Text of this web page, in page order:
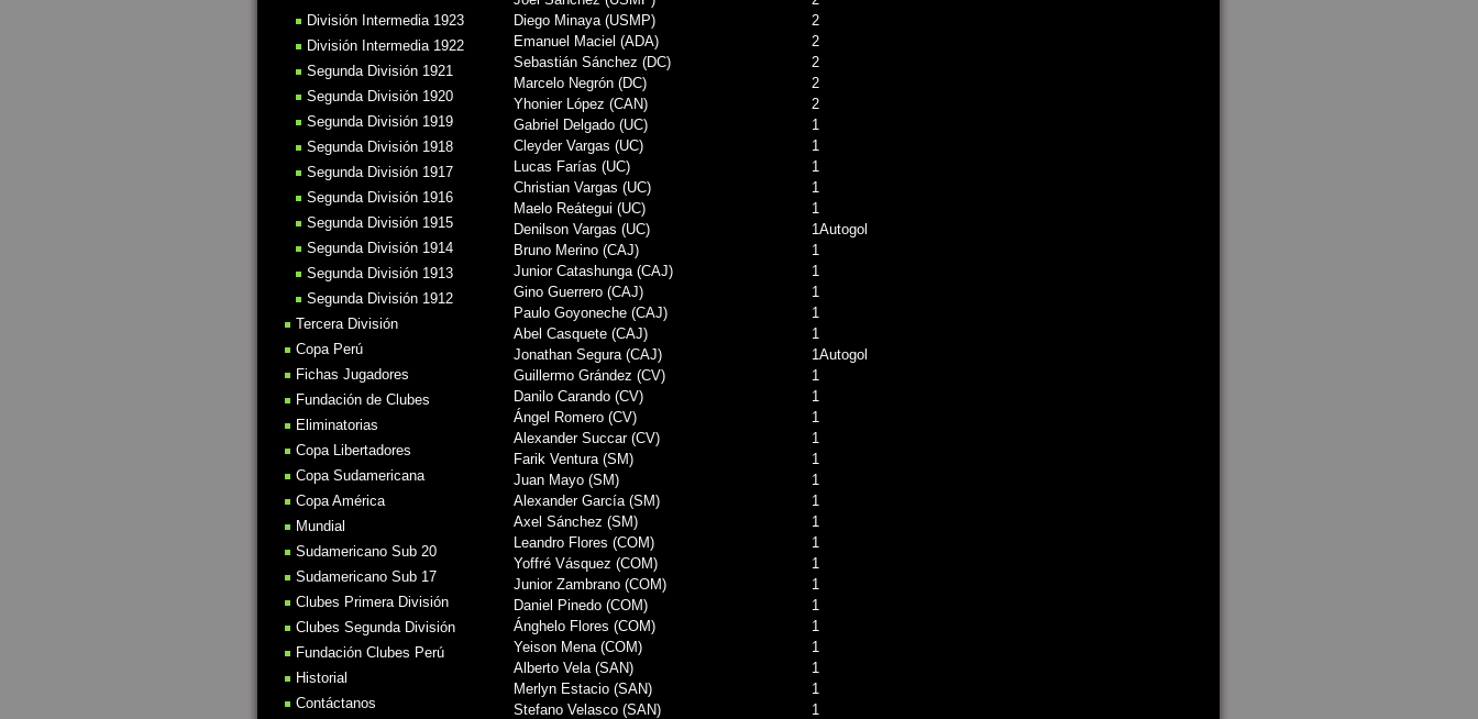
Diego Minaya (USMP)
2
Emanuel Maciel (ADA)
2
Sebastián Sánchez (DC)
2
Marcelo Negrón (DC)
2
Yhonier López (CAN)
2
Gabriel Delgado (UC)
1
Cleyder Vargas (UC)
1
Lucas Farías (UC)
1
Christian Vargas (UC)
1
Maelo Reátegui (UC)
1
Denilson Vargas (UC)
1Autogol
Bruno Merino (CAJ)
1
Junior Catashunga (CAJ)
1
Gino Guerrero (CAJ)
1
Paulo Goyoneche (CAJ)
1
Abel Casquete (CAJ)
1
Jonathan Segura (CAJ)
1Autogol
Guillermo Grández (CV)
1
Danilo Carando (CV)
1
Ángel Romero (CV)
1
Alexander Succar (CV)
1
Farik Ventura (SM)
1
Juan Mayo (SM)
1
Alexander García (SM)
1
Axel Sánchez (SM)
1
Leandro Flores (COM)
1
Yoffré Vásquez (COM)
1
Junior Zambrano (COM)
1
Daniel Pinedo (COM)
1
Ánghelo Flores (COM)
1
Yeison Mena (COM)
1
Alberto Vela (SAN)
1
Merlyn Estacio (SAN)
1
Stefano Velasco (SAN)
1
División Intermedia 1923
División Intermedia 1922
Segunda División 1921
Segunda División 1920
Segunda División 1919
Segunda División 1918
Segunda División 1917
Segunda División 1916
Segunda División 1915
Segunda División 1914
Segunda División 1913
Segunda División 1912
Tercera División
Copa Perú
Fichas Jugadores
Fundación de Clubes
Eliminatorias
Copa Libertadores
Copa Sudamericana
Copa América
Mundial
Sudamericano Sub 20
Sudamericano Sub 17
Clubes Primera División
Clubes Segunda División
Fundación Clubes Perú
Historial
Contáctanos